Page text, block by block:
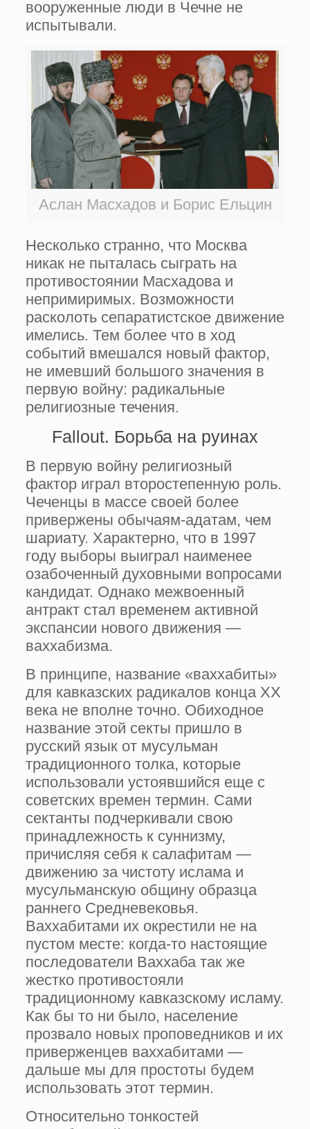
вооруженные люди в Чечне не
испытывали.
Аслан Масхадов и Борис Ельцин
Несколько странно, что Москва
никак не пыталась сыграть на
противостоянии Масхадова и
непримиримых. Возможности
расколоть сепаратистское движение
имелись. Тем более что в ход
событий вмешался новый фактор,
не имевший большого значения в
первую войну: радикальные
религиозные течения.
Fallout. Борьба на руинах
В первую войну религиозный
фактор играл второстепенную роль.
Чеченцы в массе своей более
привержены обычаям-адатам, чем
шариату. Характерно, что в 1997
году выборы выиграл наименее
озабоченный духовными вопросами
кандидат. Однако межвоенный
антракт стал временем активной
экспансии нового движения —
ваххабизма.
В принципе, название «ваххабиты»
для кавказских радикалов конца ХХ
века не вполне точно. Обиходное
название этой секты пришло в
русский язык от мусульман
традиционного толка, которые
использовали устоявшийся еще с
советских времен термин. Сами
сектанты подчеркивали свою
принадлежность к суннизму,
причисляя себя к салафитам —
движению за чистоту ислама и
мусульманскую общину образца
раннего Средневековья.
Ваххабитами их окрестили не на
пустом месте: когда-то настоящие
последователи Ваххаба так же
жестко противостояли
традиционному кавказскому исламу.
Как бы то ни было, население
прозвало новых проповедников и их
приверженцев ваххабитами —
дальше мы для простоты будем
использовать этот термин.
Относительно тонкостей